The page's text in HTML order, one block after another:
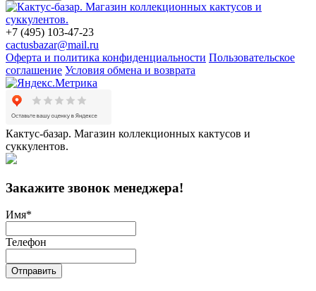
+7 (495) 103-47-23
cactusbazar@mail.ru
Оферта и политика конфиденциальности Пользовательское
соглашение Условия обмена и возврата
Кактус-базар. Магазин коллекционных кактусов и
суккулентов.
Закажите звонок менеджера!
Имя*
Телефон
Отправить